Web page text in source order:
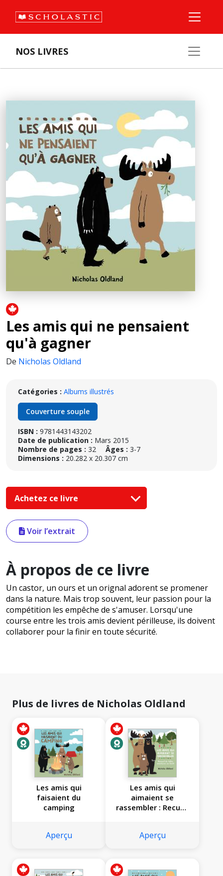
NOS LIVRES
Les amis qui ne pensaient
qu'à gagner
De Nicholas Oldland
Catégories : Albums illustrés
Couverture souple
ISBN : 9781443143202
Date de publication : Mars 2015
Nombre de pages : 32 Âges : 3-7
Dimensions : 20.282 x 20.307 cm
Achetez ce livre
Voir l’extrait
À propos de ce livre
Un castor, un ours et un orignal adorent se promener
dans la nature. Mais trop souvent, leur passion pour la
compétition les empêche de s'amuser. Lorsqu'une
course entre les trois amis devient périlleuse, ils doivent
collaborer pour la finir en toute sécurité.
Plus de livres de Nicholas Oldland
Les amis qui
faisaient du
camping
Aperçu
Les amis qui
aimaient se
rassembler : Recueil
Aperçu